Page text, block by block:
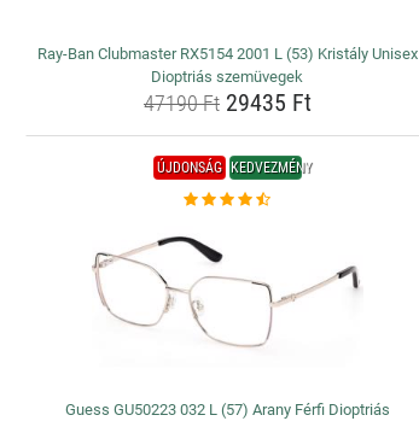
Ray-Ban Clubmaster RX5154 2001 L (53) Kristály Unisex
Dioptriás szemüvegek
47190 Ft29435 Ft
ÚJDONSÁG KEDVEZMÉNY
Guess GU50223 032 L (57) Arany Férfi Dioptriás